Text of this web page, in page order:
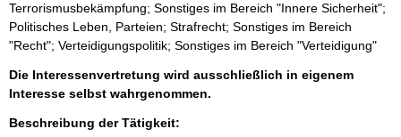
Terrorismusbekämpfung; Sonstiges im Bereich "Innere Sicherheit";
Politisches Leben, Parteien; Strafrecht; Sonstiges im Bereich
"Recht"; Verteidigungspolitik; Sonstiges im Bereich "Verteidigung"
Die Interessenvertretung wird ausschließlich in eigenem
Interesse selbst wahrgenommen.
Beschreibung der Tätigkeit: